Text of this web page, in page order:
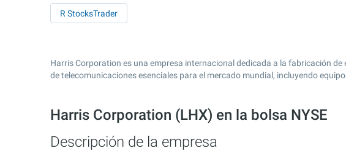
R StocksTrader
Harris Corporation es una empresa internacional dedicada a la fabricación
de telecomunicaciones esenciales para el mercado mundial, incluyendo
Harris Corporation (LHX) en la bolsa NYSE
Descripción de la empresa